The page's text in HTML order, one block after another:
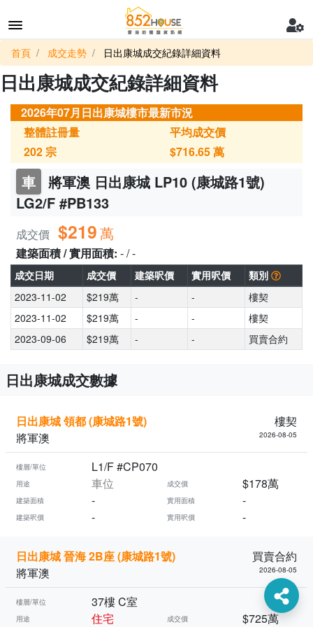
首頁 成交走勢 日出康城成交紀錄詳細資料
日出康城成交紀錄詳細資料
2026年07月日出康城樓市最新市況
整體註冊量
202宗
平均成交價
$716.65萬
車
將軍澳 日出康城 LP10 (康城路1號)
LG2/F #PB133
成交價 $219萬
建築面積 / 實用面積: - / -
成交日期 成交價 建築呎價 實用呎價
類別
2023-11-02
$219萬 - -
樓契
2023-11-02
$219萬 - -
樓契
2023-09-06
$219萬 - - 買賣合約
日出康城成交數據
日出康城 領都 (康城路1號)
樓契
將軍澳
2026-08-05
樓層/單位 L1/F #CP070
用途 車位 成交價 $178萬
建築面積 - 實用面積 -
建築呎價 - 實用呎價 -
日出康城 晉海 2B座 (康城路1號)
買賣合約
將軍澳
2026-08-05
樓層/單位 37樓 C室
用途 住宅 成交價 $725萬